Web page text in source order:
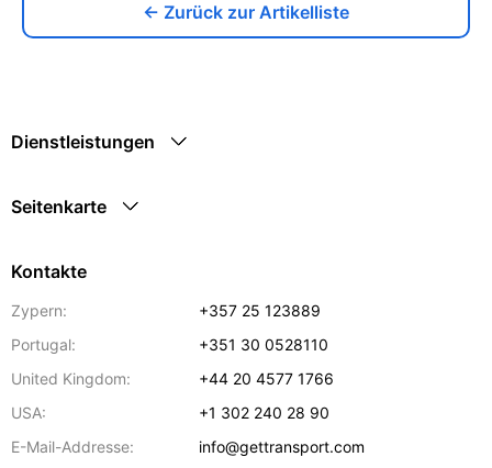
← Zurück zur Artikelliste
Dienstleistungen
Seitenkarte
Kontakte
Zypern:
+357 25 123889
Portugal:
+351 30 0528110
United Kingdom:
+44 20 4577 1766
USA:
+1 302 240 28 90
E-Mail-Addresse:
info@gettransport.com